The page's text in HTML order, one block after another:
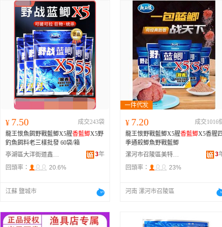
¥ 7.50
成交243袋
龍王恨魚餌野戰藍鯽X5腥香藍鯽X5野
釣魚餌料老三樣批發 60袋/箱
亭湖區大洋街道鑫星順漁具經營部
3年
回頭率：
20.6%
江蘇 鹽城市
¥ 7.20
成交1016
龍王恨野戰藍鯽X5腥香藍鯽X5香腥
季通殺鯽魚野戰藍鯽
漯河市召陵區美特好漁具行
3
回頭率：
23%
河南 漯河市召陵區